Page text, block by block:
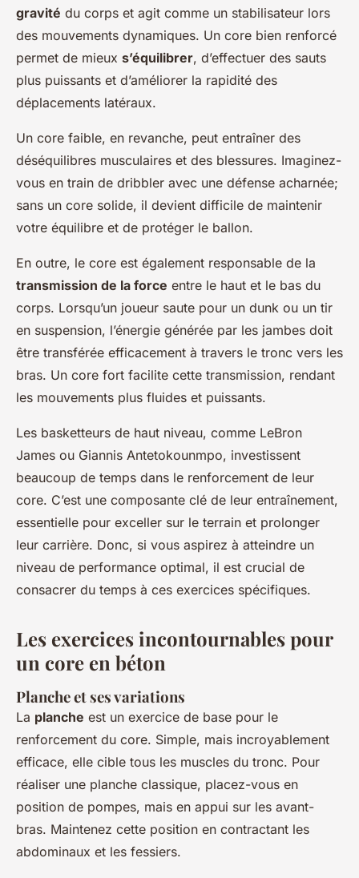
gravité du corps et agit comme un stabilisateur lors
des mouvements dynamiques. Un core bien renforcé
permet de mieux s’équilibrer, d’effectuer des sauts
plus puissants et d’améliorer la rapidité des
déplacements latéraux.
Un core faible, en revanche, peut entraîner des
déséquilibres musculaires et des blessures. Imaginez-
vous en train de dribbler avec une défense acharnée;
sans un core solide, il devient difficile de maintenir
votre équilibre et de protéger le ballon.
En outre, le core est également responsable de la
transmission de la force entre le haut et le bas du
corps. Lorsqu’un joueur saute pour un dunk ou un tir
en suspension, l’énergie générée par les jambes doit
être transférée efficacement à travers le tronc vers les
bras. Un core fort facilite cette transmission, rendant
les mouvements plus fluides et puissants.
Les basketteurs de haut niveau, comme LeBron
James ou Giannis Antetokounmpo, investissent
beaucoup de temps dans le renforcement de leur
core. C’est une composante clé de leur entraînement,
essentielle pour exceller sur le terrain et prolonger
leur carrière. Donc, si vous aspirez à atteindre un
niveau de performance optimal, il est crucial de
consacrer du temps à ces exercices spécifiques.
Les exercices incontournables pour
un core en béton
Planche et ses variations
La planche est un exercice de base pour le
renforcement du core. Simple, mais incroyablement
efficace, elle cible tous les muscles du tronc. Pour
réaliser une planche classique, placez-vous en
position de pompes, mais en appui sur les avant-
bras. Maintenez cette position en contractant les
abdominaux et les fessiers.